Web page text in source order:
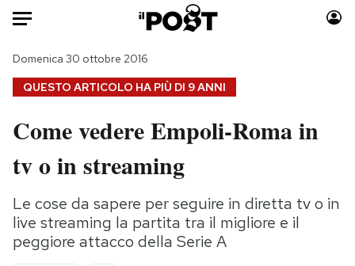
HOME
Italia
Politica
Tecnologia
Internet
Scienza
Moda
Storie/Idee
Ok Boomer!
Media
QUESTO ARTICOLO HA PIÙ DI 9 ANNI
Domenica 30 ottobre 2016
Come vedere Empoli-Roma in
tv o in streaming
Le cose da sapere per seguire in diretta tv o in
live streaming la partita tra il migliore e il
peggiore attacco della Serie A